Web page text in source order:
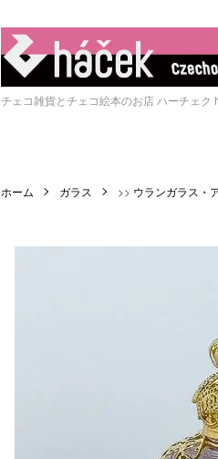
チェコ雑貨とチェコ絵本のお店 ハーチェク
ホーム ガラス >> ウランガラス・